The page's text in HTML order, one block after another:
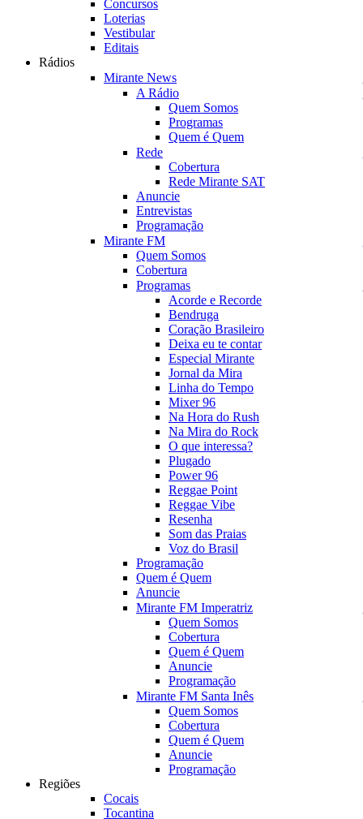
Concursos
Loterias
Vestibular
Editais
Rádios
Mirante News
A Rádio
Quem Somos
Programas
Quem é Quem
Rede
Cobertura
Rede Mirante SAT
Anuncie
Entrevistas
Programação
Mirante FM
Quem Somos
Cobertura
Programas
Acorde e Recorde
Bendruga
Coração Brasileiro
Deixa eu te contar
Especial Mirante
Jornal da Mira
Linha do Tempo
Mixer 96
Na Hora do Rush
Na Mira do Rock
O que interessa?
Plugado
Power 96
Reggae Point
Reggae Vibe
Resenha
Som das Praias
Voz do Brasil
Programação
Quem é Quem
Anuncie
Mirante FM Imperatriz
Quem Somos
Cobertura
Quem é Quem
Anuncie
Programação
Mirante FM Santa Inês
Quem Somos
Cobertura
Quem é Quem
Anuncie
Programação
Regiões
Cocais
Tocantina